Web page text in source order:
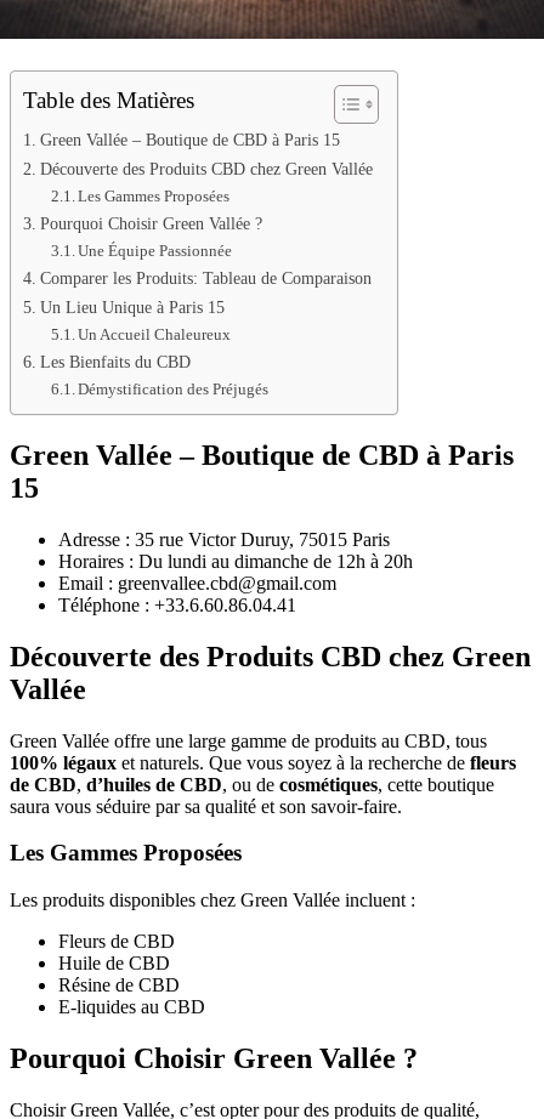
Table des Matières
Green Vallée – Boutique de CBD à Paris 15
Découverte des Produits CBD chez Green Vallée
Les Gammes Proposées
Pourquoi Choisir Green Vallée ?
Une Équipe Passionnée
Comparer les Produits: Tableau de Comparaison
Un Lieu Unique à Paris 15
Un Accueil Chaleureux
Les Bienfaits du CBD
Démystification des Préjugés
Green Vallée – Boutique de CBD à Paris
15
Adresse : 35 rue Victor Duruy, 75015 Paris
Horaires : Du lundi au dimanche de 12h à 20h
Email : greenvallee.cbd@gmail.com
Téléphone : +33.6.60.86.04.41
Découverte des Produits CBD chez Green
Vallée
Green Vallée offre une large gamme de produits au CBD, tous
100% légaux et naturels. Que vous soyez à la recherche de fleurs
de CBD, d’huiles de CBD, ou de cosmétiques, cette boutique
saura vous séduire par sa qualité et son savoir-faire.
Les Gammes Proposées
Les produits disponibles chez Green Vallée incluent :
Fleurs de CBD
Huile de CBD
Résine de CBD
E-liquides au CBD
Pourquoi Choisir Green Vallée ?
Choisir Green Vallée, c’est opter pour des produits de qualité,